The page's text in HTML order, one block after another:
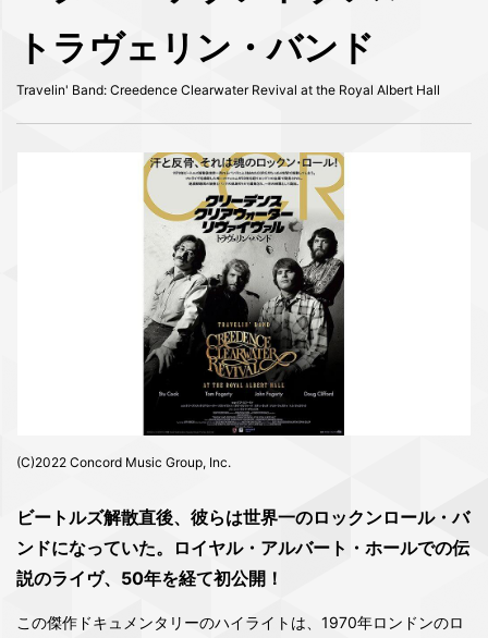
トラヴェリン・バンド
Travelin' Band: Creedence Clearwater Revival at the Royal Albert Hall
(C)2022 Concord Music Group, Inc.
ビートルズ解散直後、彼らは世界一のロックンロール・バ
ンドになっていた。ロイヤル・アルバート・ホールでの伝
説のライヴ、50年を経て初公開！
この傑作ドキュメンタリーのハイライトは、1970年ロンドンのロ